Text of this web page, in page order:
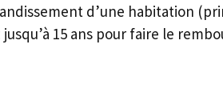
d’une habitation
15 ans pour faire le